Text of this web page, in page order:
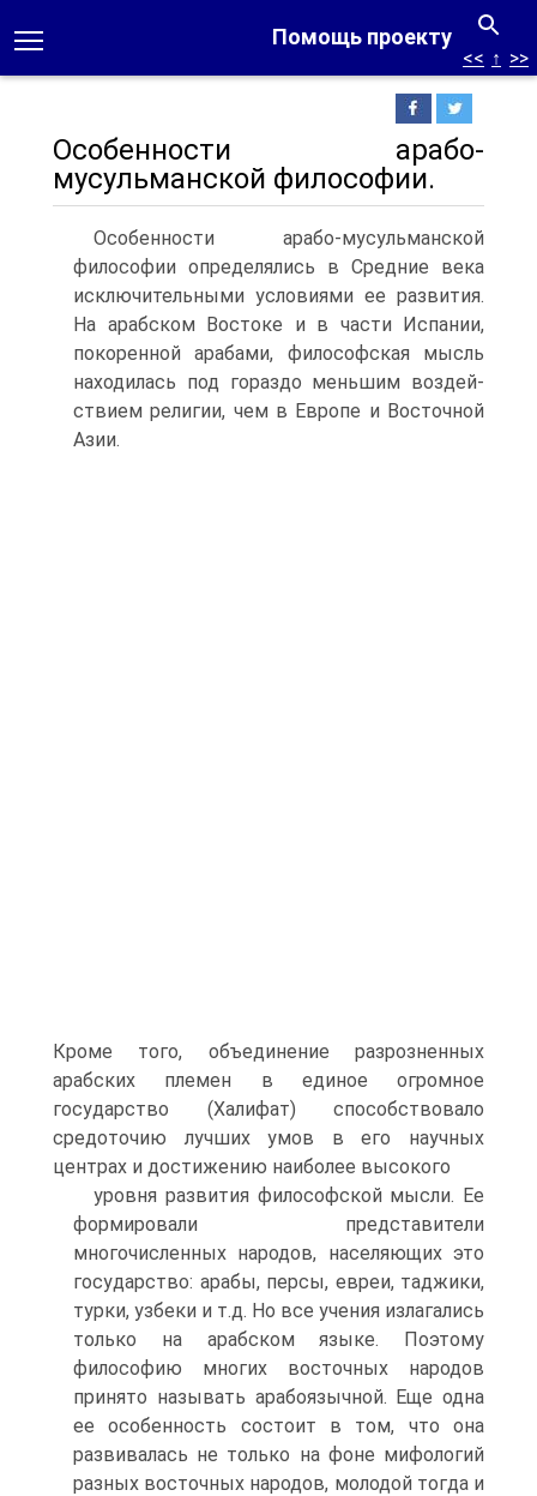
Помощь проекту
<< ↑ >>
Особенности арабо-
мусульманской философии.
Особенности арабо-мусульманской
философии определя­лись в Средние века
исключительными условиями ее развития.
На арабском Востоке и в части Испании,
покоренной арабами, философская мысль
находилась под гораздо меньшим воздей­
ствием религии, чем в Европе и Восточной
Азии.
Кроме того, объединение разрозненных
арабских племен в единое огромное
государство (Халифат) способствовало
средоточию лучших умов в его научных
центрах и достижению наиболее высокого
уровня развития философской мысли. Ее
формировали предста­вители
многочисленных народов, населяющих это
государство: арабы, персы, евреи, таджики,
турки, узбеки и т.д. Но все уче­ния излагались
только на арабском языке. Поэтому
философию многих восточных народов
принято называть арабоязычной. Еще одна
ее особенность состоит в том, что она
развивалась не только на фоне мифологий
разных восточных народов, моло­дой тогда и